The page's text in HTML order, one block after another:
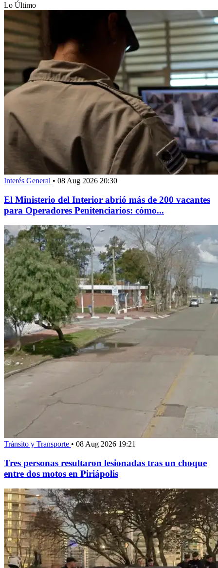
Lo Último
Interés General • 08 Aug 2026 20:30
El Ministerio del Interior abrió más de 200 vacantes
para Operadores Penitenciarios: cómo...
Tránsito y Transporte • 08 Aug 2026 19:21
Tres personas resultaron lesionadas tras un choque
entre dos motos en Piriápolis